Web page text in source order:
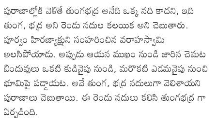
పురాణాల్లోకి వెళితే తుంగభద్ర అనేది ఒక్క నది కాదని, ఇది
తుంగ, భద్ర అని రెండు నదుల కలయిక అని చెబుతారు.
పూర్వం హిరణ్యాక్షుని సంహరించిన వరాహస్వామి
అలసిపోయాడు. అప్పుడు ఆయన ముఖం నుండి జారిన చెమట
బిందువులు ఒకటి కుడివైపు నుండి, మరొకటి ఎడమవైపు నుంచి
భూమిపై పడ్డాయట. అవే తుంగ, భద్ర నదులుగా వెలిశాయని
పురాణాలు చెబుతాయి. ఈ రెండు నదులు కలిసి తుంగభద్ర గా
ఏర్పడింది.